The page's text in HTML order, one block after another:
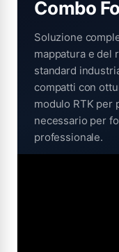
Combo
Soluzione
mappatura e del
standard
compatti con
modulo RTK per
necessario per
professionale.